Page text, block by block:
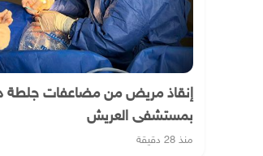
إنقاذ مريض من مضاعفات جلطة
بمستشفى العريش
منذ 28 دقيقة